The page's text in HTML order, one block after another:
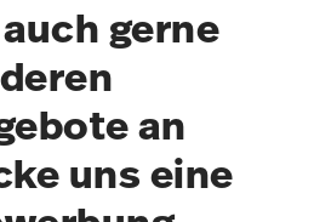
gerne
an
uns eine